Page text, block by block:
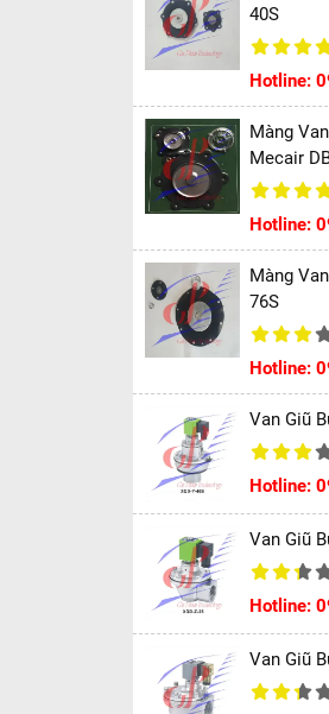
40S
Hotline:
Màng
Mecair
Hotline:
Màng
76S
Hotline:
Van Giũ
Hotline:
Van Giũ
Hotline:
Van Giũ